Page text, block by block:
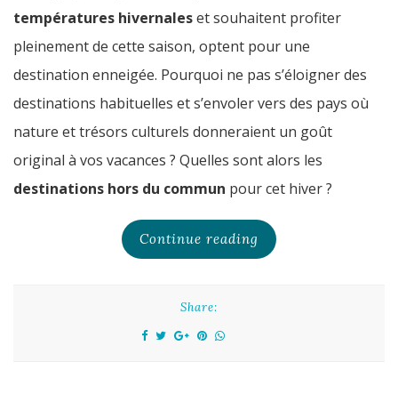
températures hivernaleset souhaitent profiter
pleinement de cette saison, optent pour une
destination enneigée. Pourquoi ne pas s’éloigner des
destinations habituelles et s’envoler vers des pays où
nature et trésors culturels donneraient un goût
original à vos vacances ? Quelles sont alors les
destinations hors du commun pour cet hiver ?
Continue reading
Share: